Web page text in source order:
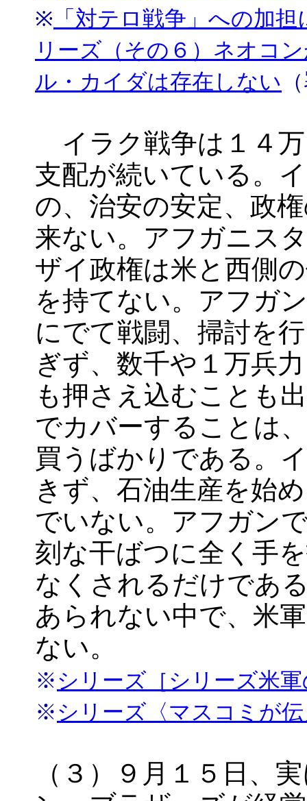
※ 「対テロ戦争」への加
リーズ（その６）ネオコ
ル・カイダは存在しない
イラク戦争は１４
支配が続いている。
の、治安の安定、政
来ない。アフガニス
ザイ政権は米と西側
を持てない。アフガ
にでて戦闘、掃討を
ぎず、数千や１万兵
も押さえ込むことも
でカバーすることは
買うばかりである。
きず、石油生産を始
でいない。アフガン
刻な干ばつに全く手
なくされるだけであ
あられない中で、米
ない。
※ シリーズ［シリーズ米
※ シリーズ〈マスコミが
（３）９月１５日、